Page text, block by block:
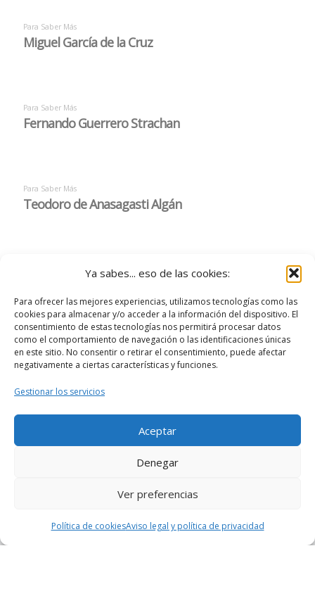
Ya sabes... eso de las cookies:
Para ofrecer las mejores experiencias, utilizamos tecnologías como las
cookies para almacenar y/o acceder a la información del dispositivo. El
consentimiento de estas tecnologías nos permitirá procesar datos
como el comportamiento de navegación o las identificaciones únicas
en este sitio. No consentir o retirar el consentimiento, puede afectar
negativamente a ciertas características y funciones.
Gestionar los servicios
Aceptar
Denegar
Ver preferencias
Política de cookiesAviso legal y política de privacidad
En zapatillas– Todos los derechos reservados
Funciona con WP – Diseñado con el Tema Customizr